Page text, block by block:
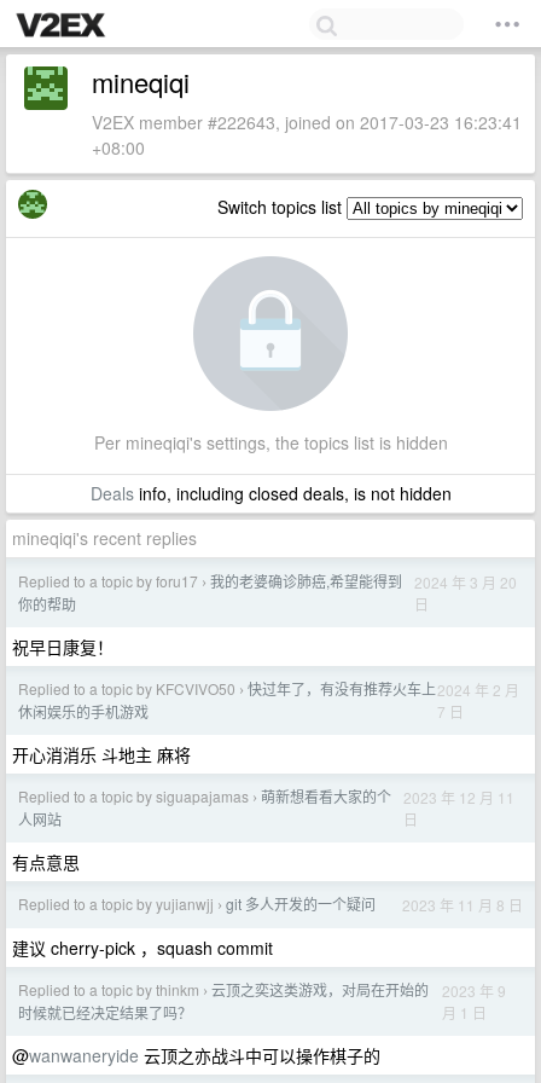
mineqiqi
V2EX member #222643, joined on 2017-03-23 16:23:41
+08:00
Switch topics list
Per mineqiqi's settings, the topics list is hidden
Dealsinfo, including closed deals, is not hidden
mineqiqi's recent replies
Replied to a topic by foru17 › 我的老婆确诊肺癌,希望能得到
你的帮助
2024 年 3 月 20
日
祝早日康复！
Replied to a topic by KFCVIVO50 › 快过年了，有没有推荐火车上
休闲娱乐的手机游戏
2024 年 2 月
7 日
开心消消乐 斗地主 麻将
Replied to a topic by siguapajamas › 萌新想看看大家的个
人网站
2023 年 12 月 11
日
有点意思
Replied to a topic by yujianwjj › git 多人开发的一个疑问 2023 年 11 月 8 日
建议 cherry-pick ，squash commit
Replied to a topic by thinkm › 云顶之奕这类游戏，对局在开始的
时候就已经决定结果了吗？
2023 年 9
月 1 日
@wanwaneryide 云顶之亦战斗中可以操作棋子的